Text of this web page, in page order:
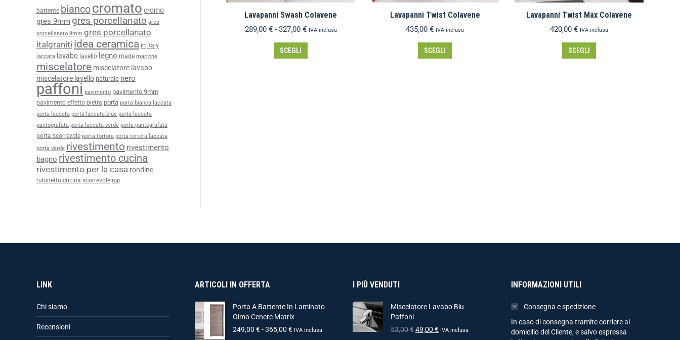
Lavapanni Swash Colavene
289,00 € - 327,00 € IVA inclusa
SCEGLI
Lavapanni Twist Colavene
435,00 € IVA inclusa
SCEGLI
Lavapanni Twist Max Colavene
420,00 € IVA inclusa
SCEGLI
battente biancocromato cromo
gres 9mm gres porcellanato gres
porcellanato 9mm gres porcellanato
italgraniti idea ceramica in italy
laccata lavabo lavello legno made marrone
miscelatore miscelatore lavabo
miscelatore lavello naturale nero
paffoni pavimento pavimento 9mm
pavimento effetto pietra porta porta bianca laccata
porta laccata porta laccata blue porta laccata
pantografata porta laccata verde porta pantografata
porta scorrevole porta tortora porta tortora laccata
porta verde rivestimento rivestimento
bagno rivestimento cucina
rivestimento per la casa rondine
rubinetto cucina scorrevole top
LINK
Chi siamo
Recensioni
ARTICOLI IN OFFERTA
Porta A Battente In Laminato
Olmo Cenere Matrix
249,00 € - 365,00 € IVA inclusa
I PIÙ VENDUTI
Miscelatore Lavabo Blu
Paffoni
53,00€49,00 € IVA inclusa
INFORMAZIONI UTILI
Consegna e spedizione
In caso di consegna tramite corriere al
domicilio del Cliente, e salvo espressa